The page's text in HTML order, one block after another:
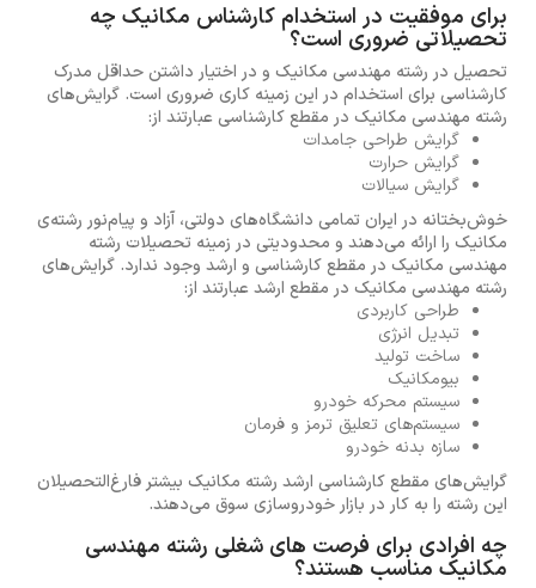
برای موفقیت در استخدام کارشناس مکانیک چه
تحصیلاتی ضروری است؟
تحصیل در رشته مهندسی مکانیک و در اختیار داشتن حداقل مدرک
کارشناسی برای استخدام در این زمینه کاری ضروری است. گرایش‌های
رشته مهندسی مکانیک در مقطع کارشناسی عبارتند از:
گرایش طراحی جامدات
گرایش حرارت
گرایش سیالات
خوش‌بختانه در ایران تمامی دانشگاه‌های دولتی، آزاد و پیام‌نور رشته‌ی
مکانیک را ارائه می‌دهند و محدودیتی در زمینه تحصیلات رشته
مهندسی مکانیک در مقطع کارشناسی و ارشد وجود ندارد. گرایش‌های
رشته مهندسی مکانیک در مقطع ارشد عبارتند از:
طراحی کاربردی
تبدیل انرژی
ساخت تولید
بیومکانیک
سیستم محرکه خودرو
سیستم‌های تعلیق ترمز و فرمان
سازه بدنه خودرو
گرایش‌های مقطع کارشناسی ارشد رشته مکانیک بیشتر فارغ‌التحصیلان
این رشته را به کار در بازار خودروسازی سوق می‌دهند.
چه افرادی برای فرصت های شغلی رشته مهندسی
مکانیک مناسب هستند؟